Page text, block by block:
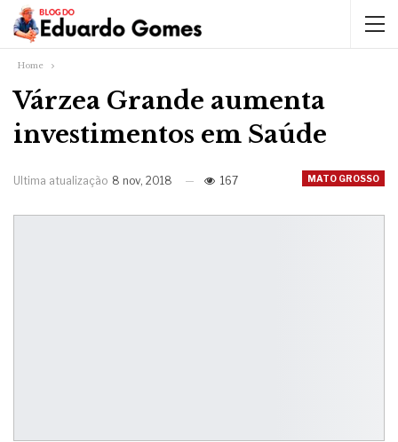
Home
Várzea Grande aumenta
investimentos em Saúde
MATO GROSSO
Ultima atualização 8 nov, 2018 167